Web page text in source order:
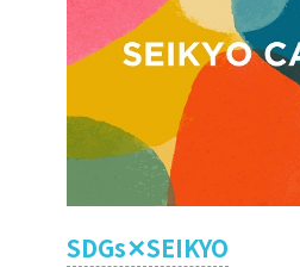
SDGs✕SEIKYO